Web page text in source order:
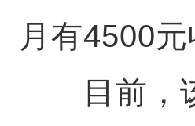
月有4500元
目前，